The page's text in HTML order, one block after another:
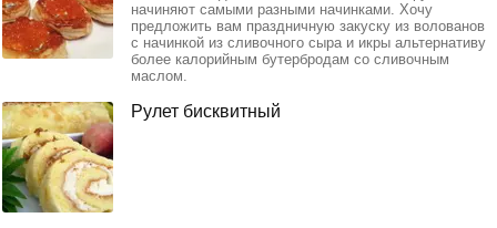
начиняют самыми разными начинками. Хочу
предложить вам праздничную закуску из волованов
с начинкой из сливочного сыра и икры альтернативу
более калорийным бутербродам со сливочным
маслом.
Рулет бисквитный